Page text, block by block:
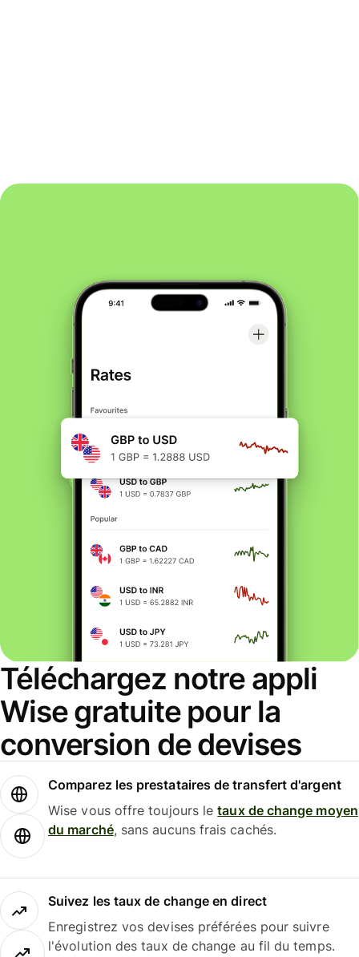
Téléchargez notre appli
Wise gratuite pour la
conversion de devises
Comparez les prestataires de transfert d'argent
Wise vous offre toujours letaux de change moyen
du marché, sans aucuns frais cachés.
Suivez les taux de change en direct
Enregistrez vos devises préférées pour suivre
l'évolution des taux de change au fil du temps.